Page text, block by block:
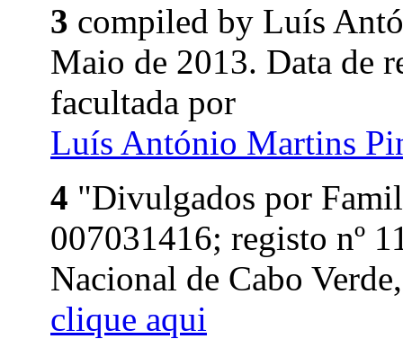
3 compiled by Luís
Maio de 2013. Data de
facultada por
Luís António Martins
4 "Divulgados por
007031416; registo nº
Nacional de Cabo
clique aqui